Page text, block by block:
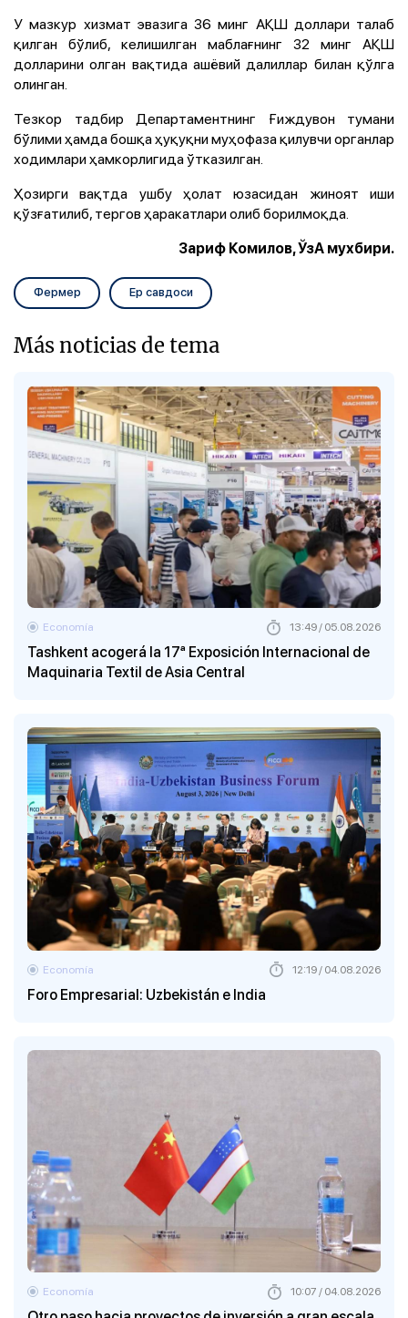
У мазкур хизмат эвазига 36 минг АҚШ доллари талаб
қилган бўлиб, келишилган маблағнинг 32 минг АҚШ
долларини олган вақтида ашёвий далиллар билан қўлга
олинган.
Тезкор тадбир Департаментнинг Ғиждувон тумани
бўлими ҳамда бошқа ҳуқуқни муҳофаза қилувчи органлар
ходимлари ҳамкорлигида ўтказилган.
Ҳозирги вақтда ушбу ҳолат юзасидан жиноят иши
қўзғатилиб, тергов ҳаракатлари олиб борилмоқда.
Зариф Комилов, ЎзА мухбири.
Фермер Ер савдоси
Más noticias de tema
Tashkent acogerá la 17ª Exposición Internacional de
Maquinaria Textil de Asia Central
Economía 13:49 / 05.08.2026
Foro Empresarial: Uzbekistán e India
Economía 12:19 / 04.08.2026
Economía 10:07 / 04.08.2026